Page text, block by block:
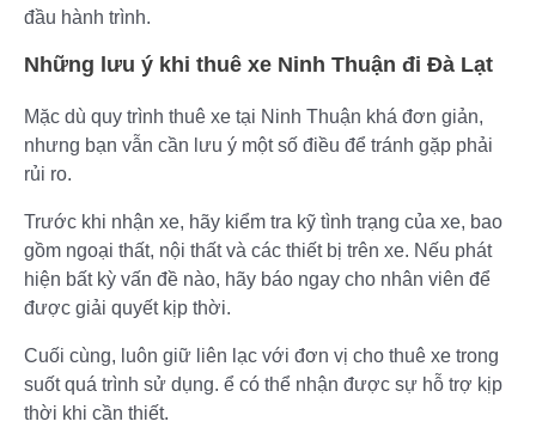
đầu hành trình.
Những lưu ý khi thuê xe Ninh Thuận đi Đà Lạt
Mặc dù quy trình thuê xe tại Ninh Thuận khá đơn giản,
nhưng bạn vẫn cần lưu ý một số điều để tránh gặp phải
rủi ro.
Trước khi nhận xe, hãy kiểm tra kỹ tình trạng của xe, bao
gồm ngoại thất, nội thất và các thiết bị trên xe. Nếu phát
hiện bất kỳ vấn đề nào, hãy báo ngay cho nhân viên để
được giải quyết kịp thời.
Cuối cùng, luôn giữ liên lạc với đơn vị cho thuê xe trong
suốt quá trình sử dụng. ể có thể nhận được sự hỗ trợ kịp
thời khi cần thiết.